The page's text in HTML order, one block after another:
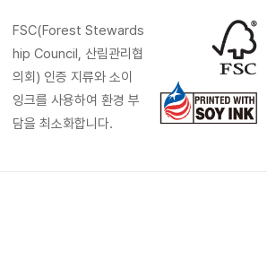
FSC(Forest Stewards
hip Council, 산림관리협
의회) 인증 지류와 소이
잉크를 사용하여 환경 부
담을 최소화합니다.